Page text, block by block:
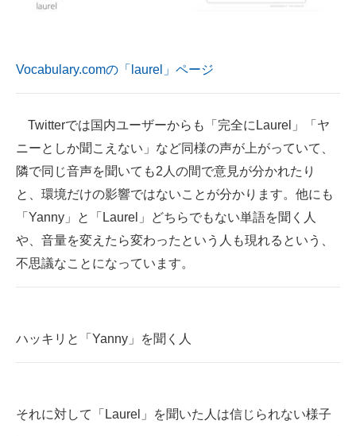
Vocabulary.comの「laurel」ページ
Twitterでは国内ユーザーからも「完全にLaurel」「ヤ
ニーとしか聞こえない」など同様の声が上がっていて、
隣で同じ音声を聞いても2人の間で意見が分かれたり
と、環境だけの影響ではないことが分かります。他にも
「Yanny」と「Laurel」どちらでもない単語を聞く人
や、音量を変えたら変わったという人も現れるという、
不思議なことになっています。
ハッキリと「Yanny」を聞く人
それに対して「Laurel」を聞いた人は信じられない様子